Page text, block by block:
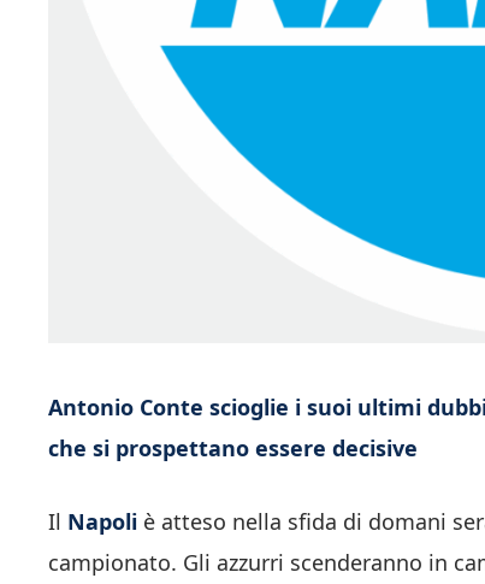
Antonio Conte scioglie i suoi ultimi
che si prospettano essere decisive
Il Napoli è atteso nella sfida di domani
campionato. Gli azzurri scenderanno in